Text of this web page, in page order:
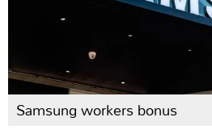
Samsung workers bonus